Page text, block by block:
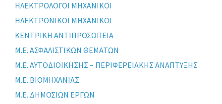
ΗΛΕΚΤΡΟΛΟΓΟΙ ΜΗΧΑΝΙΚΟΙ
ΗΛΕΚΤΡΟΝΙΚΟΙ ΜΗΧΑΝΙΚΟΙ
ΚΕΝΤΡΙΚΗ ΑΝΤΙΠΡΟΣΩΠΕΙΑ
Μ.Ε. ΑΣΦΑΛΙΣΤΙΚΩΝ ΘΕΜΑΤΩΝ
Μ.Ε. ΑΥΤΟΔΙΟΙΚΗΣΗΣ – ΠΕΡΙΦΕΡΕΙΑΚΗΣ ΑΝΑΠΤΥΞΗΣ
Μ.Ε. ΒΙΟΜΗΧΑΝΙΑΣ
Μ.Ε. ΔΗΜΟΣΙΩΝ ΕΡΓΩΝ